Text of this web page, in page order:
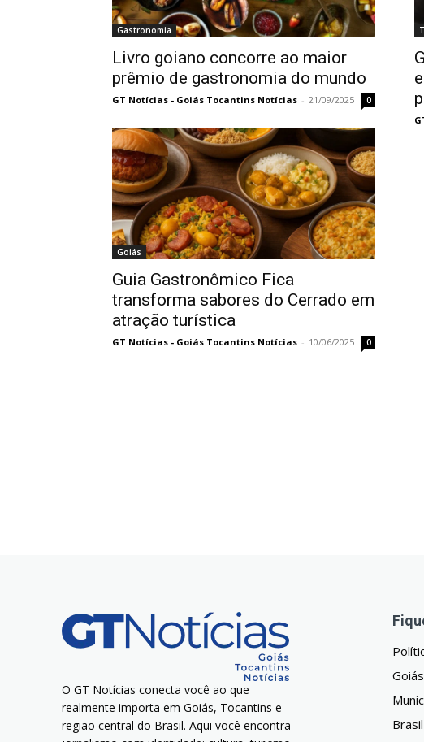
Gastronomia
Livro goiano concorre ao maior
prêmio de gastronomia do mundo
GT Notícias - Goiás Tocantins Notícias - 21/09/2025 0
Goiás
Guia Gastronômico Fica
transforma sabores do Cerrado em
atração turística
GT Notícias - Goiás Tocantins Notícias - 10/06/2025 0
O GT Notícias conecta você ao que
realmente importa em Goiás, Tocantins e
região central do Brasil. Aqui você encontra
Goiás
Brasil